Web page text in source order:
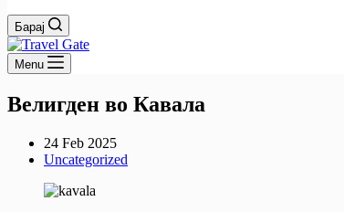
Барај
Menu
Велигден во Кавала
24 Feb 2025
Uncategorized